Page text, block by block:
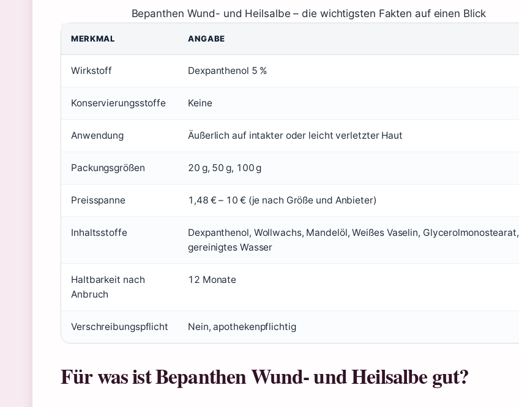
Bepanthen Wund- und Heilsalbe – die wichtigsten Fakten auf einen Blick
MERKMAL ANGABE
Wirkstoff Dexpanthenol 5 %
Konservierungsstoffe Keine
Anwendung Äußerlich auf intakter oder leicht verletzter Haut
Packungsgrößen 20 g, 50 g, 100 g
Preisspanne 1,48 € – 10 € (je nach Größe und Anbieter)
Inhaltsstoffe
Dexpanthenol, Wollwachs, Mandelöl, Weißes Vaselin, Glycerolmonostearat,
gereinigtes Wasser
Haltbarkeit nach
Anbruch
12 Monate
Verschreibungspflicht Nein, apothekenpflichtig
Für was ist Bepanthen Wund- und Heilsalbe gut?